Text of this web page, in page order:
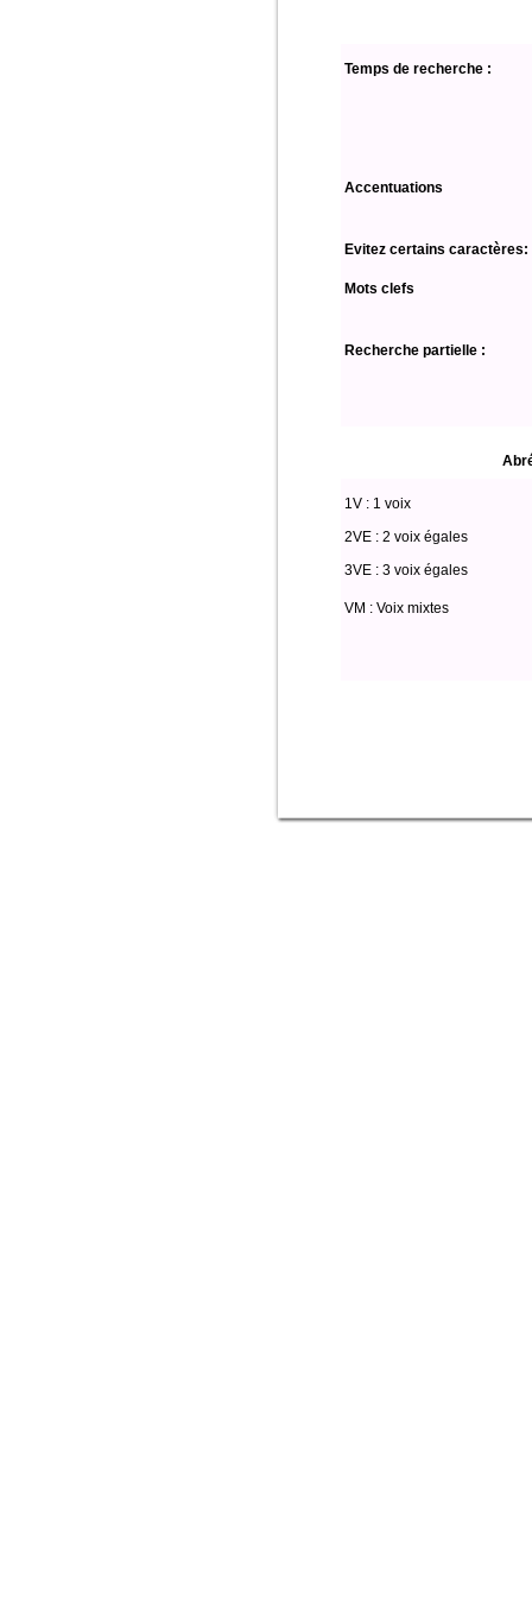
Temps de recherche :
Accentuations
Evitez certains caractères:
Mots clefs
Recherche partielle :
1V : 1 voix
2VE : 2 voix égales
3VE : 3 voix égales
VM : Voix mixtes